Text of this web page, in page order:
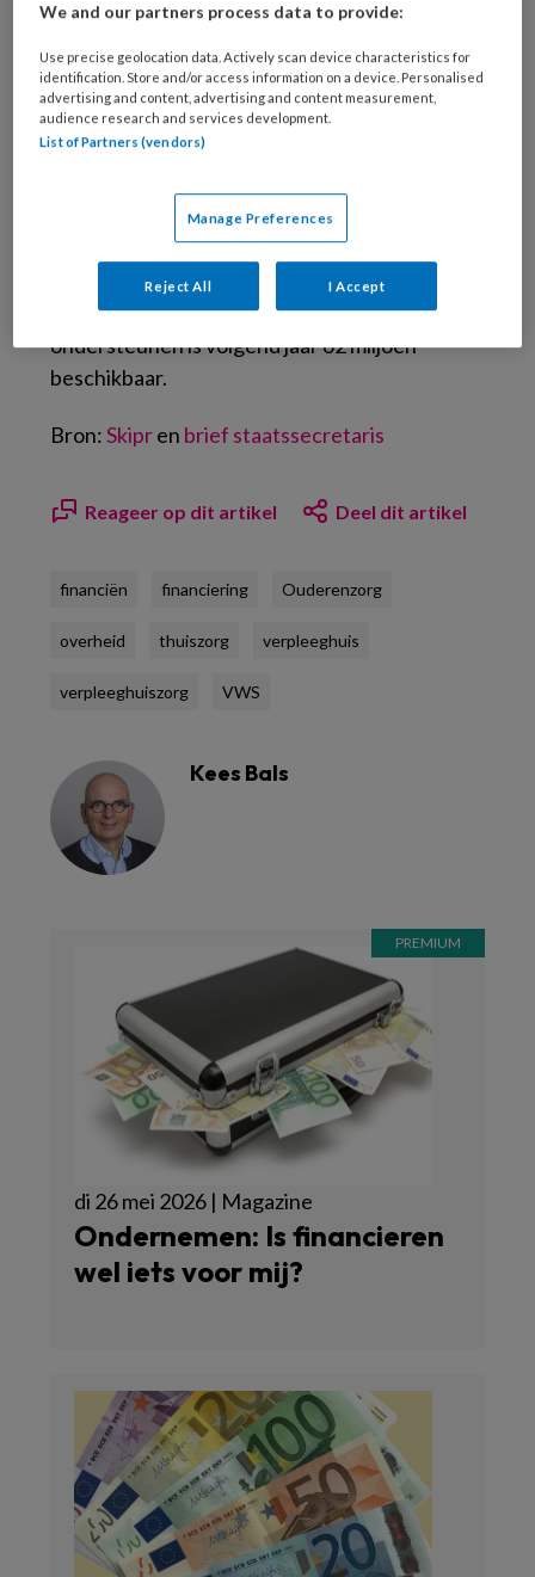
Het vorige kabinet had al 310 miljoen euro
opzij gelegd. Dit omdat de langdurige zorg
steeds duurder wordt. Maeijer gebruikt nu 76
miljoen daarvan voor uitgaven dit jaar.
Daarnaast verhoogt ze het budget met 125
ingepland, waren al geschrapt door het nieuwe
kabinet. Net als de vorige regering wil dit
kabinet minder mensen in het verpleeghuis, en
meer zorg thuis. Om die verandering te
ondersteunen is volgend jaar 62 miljoen
beschikbaar.
Bron:Skipren brief staatssecretaris
Reageer op dit artikel Deel dit artikel
financiën financiering Ouderenzorg
overheid thuiszorg verpleeghuis
verpleeghuiszorg VWS
Kees Bals
di 26 mei 2026 | Magazine
Ondernemen: Is financieren
wel iets voor mij?
We and our partners process data to provide:
Use precise geolocation data. Actively scan device characteristics for
identification. Store and/or access information on a device. Personalised
advertising and content, advertising and content measurement,
audience research and services development.
List of Partners (vendors)
Manage Preferences
Reject All I Accept